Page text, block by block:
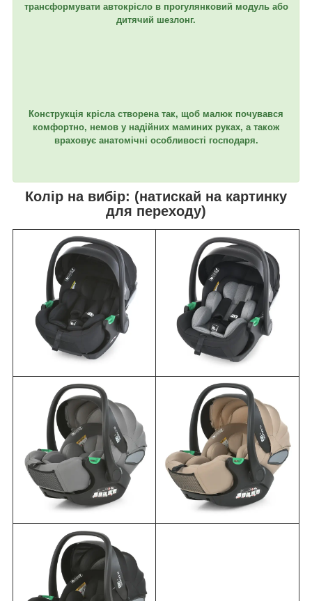
трансформувати автокрісло в прогулянковий модуль або
дитячий шезлонг.
Конструкція крісла створена так, щоб малюк почувався
комфортно, немов у надійних маминих руках, а також
враховує анатомічні особливості господаря.
Колір на вибір: (натискай на картинку
для переходу)